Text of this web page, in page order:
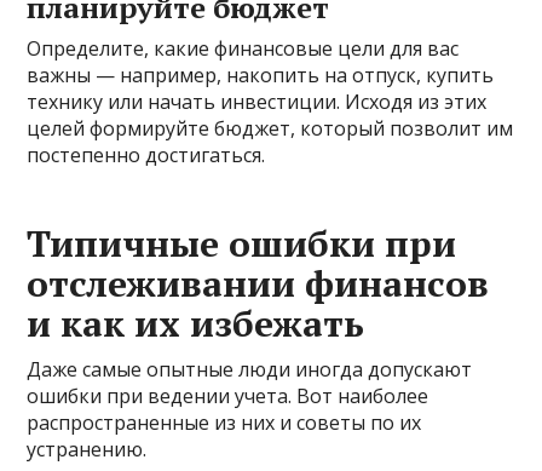
Определите, какие финансовые цели для вас
важны — например, накопить на отпуск, купить
технику или начать инвестиции. Исходя из этих
целей формируйте бюджет, который позволит им
постепенно достигаться.
Типичные ошибки при
отслеживании финансов
и как их избежать
Даже самые опытные люди иногда допускают
ошибки при ведении учета. Вот наиболее
распространенные из них и советы по их
устранению.